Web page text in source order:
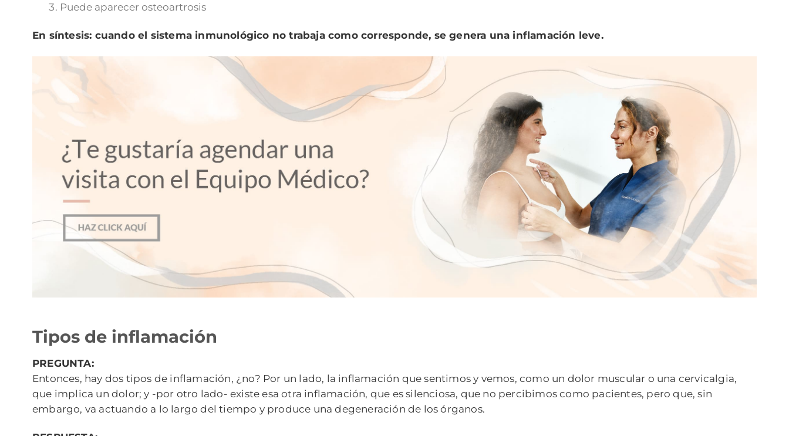
Puede aparecer osteoartrosis
En síntesis: cuando el sistema inmunológico no trabaja como corresponde, se genera una inflamación leve.
Tipos de inflamación
PREGUNTA:
Entonces, hay dos tipos de inflamación, ¿no? Por un lado, la inflamación que sentimos y vemos, como un dolor muscular o una cervicalgia,
que implica un dolor; y -por otro lado- existe esa otra inflamación, que es silenciosa, que no percibimos como pacientes, pero que, sin
embargo, va actuando a lo largo del tiempo y produce una degeneración de los órganos.